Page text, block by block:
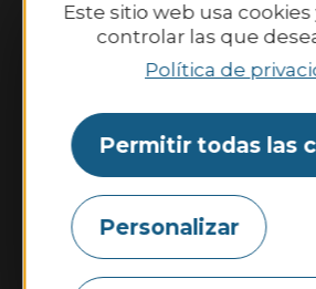
Este sitio web usa
controlar las que
Política de
Permitir todas las
Personalizar
nosotros
Mareas
Cámara
Turismo y discapacidad
Espacio Pro
Oficina de
Nuestros folletos